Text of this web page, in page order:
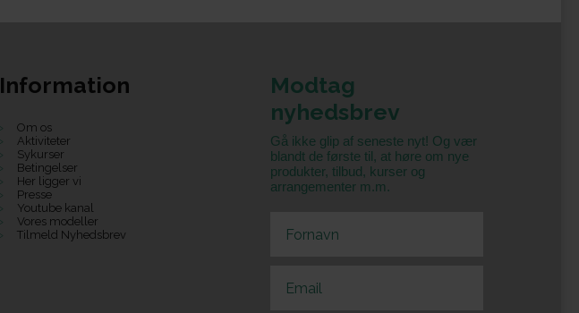
Information
Om os
Aktiviteter
Sykurser
Betingelser
Her ligger vi
Presse
Youtube kanal
Vores modeller
Tilmeld Nyhedsbrev
Modtag
nyhedsbrev
Gå ikke glip af seneste nyt! Og vær
blandt de første til, at høre om nye
produkter, tilbud, kurser og
arrangementer m.m.